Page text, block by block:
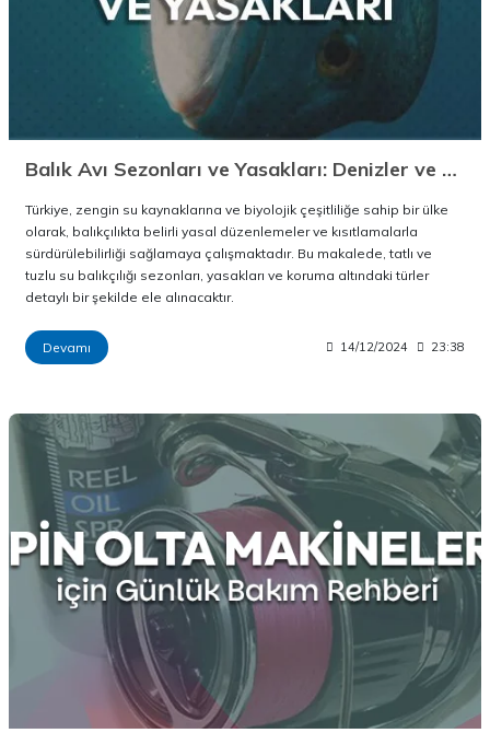
Balık Avı Sezonları ve Yasakları: Denizler ve Tatlı Sular
Türkiye, zengin su kaynaklarına ve biyolojik çeşitliliğe sahip bir ülke
olarak, balıkçılıkta belirli yasal düzenlemeler ve kısıtlamalarla
sürdürülebilirliği sağlamaya çalışmaktadır. Bu makalede, tatlı ve
tuzlu su balıkçılığı sezonları, yasakları ve koruma altındaki türler
detaylı bir şekilde ele alınacaktır.
Devamı 14/12/2024 23:38